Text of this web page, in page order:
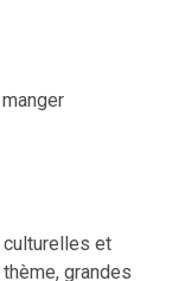
et
grandes